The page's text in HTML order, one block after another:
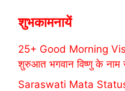
शुभकामनायें
25+ Good Morning
शुरुआत भगवान विष्णु के नाम
Saraswati Mata Status